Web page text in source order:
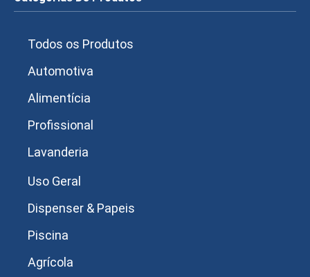
Todos os Produtos
Automotiva
Alimentícia
Profissional
Lavanderia
Uso Geral
Dispenser & Papeis
Piscina
Agrícola